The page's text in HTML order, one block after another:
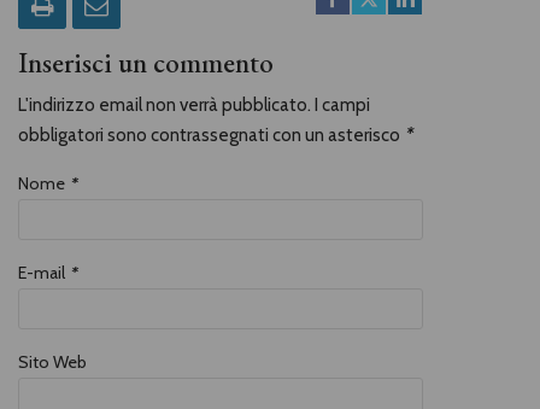
Inserisci un commento
L'indirizzo email non verrà pubblicato. I campi
obbligatori sono contrassegnati con un asterisco *
Nome *
E-mail *
Sito Web